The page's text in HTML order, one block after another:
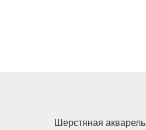
Шерстяная акварель